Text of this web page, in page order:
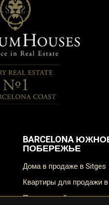
BARCELONA
ПОБЕРЕЖЬЕ
дома в продаже в Sitges
Квартиры для продажи
пентхауский в продаже